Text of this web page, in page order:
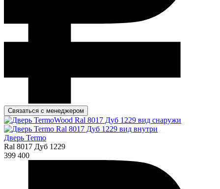
Связаться с менеджером
Дверь Termo
Ral 8017 Дуб 1229
399 400